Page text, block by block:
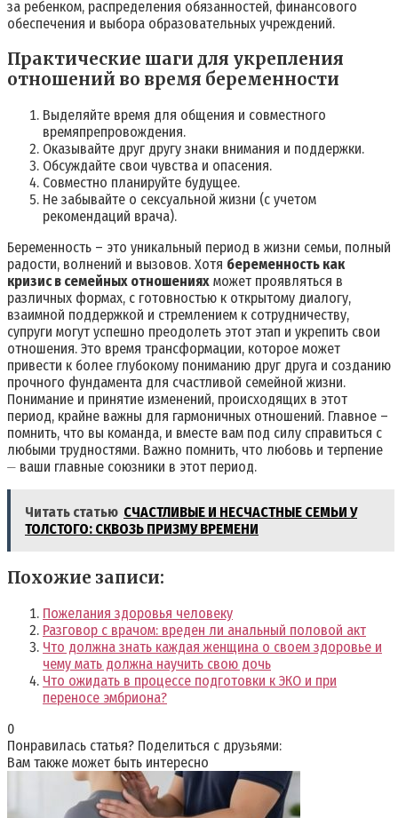
за ребенком, распределения обязанностей, финансового
обеспечения и выбора образовательных учреждений.
Практические шаги для укрепления
отношений во время беременности
Выделяйте время для общения и совместного
времяпрепровождения.
Оказывайте друг другу знаки внимания и поддержки.
Обсуждайте свои чувства и опасения.
Совместно планируйте будущее.
Не забывайте о сексуальной жизни (с учетом
рекомендаций врача).
Беременность – это уникальный период в жизни семьи, полный
радости, волнений и вызовов. Хотя беременность как
кризис в семейных отношениях может проявляться в
различных формах, с готовностью к открытому диалогу,
взаимной поддержкой и стремлением к сотрудничеству,
супруги могут успешно преодолеть этот этап и укрепить свои
отношения. Это время трансформации, которое может
привести к более глубокому пониманию друг друга и созданию
прочного фундамента для счастливой семейной жизни.
Понимание и принятие изменений, происходящих в этот
период, крайне важны для гармоничных отношений. Главное –
помнить, что вы команда, и вместе вам под силу справиться с
любыми трудностями. Важно помнить, что любовь и терпение
⏤ ваши главные союзники в этот период.
Читать статью СЧАСТЛИВЫЕ И НЕСЧАСТНЫЕ СЕМЬИ У
ТОЛСТОГО: СКВОЗЬ ПРИЗМУ ВРЕМЕНИ
Похожие записи:
Пожелания здоровья человеку
Разговор с врачом: вреден ли анальный половой акт
Что должна знать каждая женщина о своем здоровье и
чему мать должна научить свою дочь
Что ожидать в процессе подготовки к ЭКО и при
переносе эмбриона?
0
Понравилась статья? Поделиться с друзьями:
Вам также может быть интересно